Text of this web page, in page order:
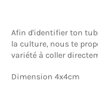
Afin d'identifier ton
la culture, nous te
variété à coller
Dimension 4x4cm